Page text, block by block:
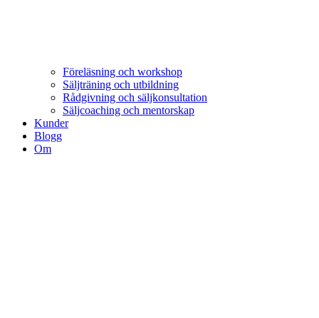
Föreläsning och workshop
Säljträning och utbildning
Rådgivning och säljkonsultation
Säljcoaching och mentorskap
Kunder
Blogg
Om